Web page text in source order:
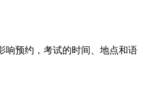
响预约，考试的时间、地点和语